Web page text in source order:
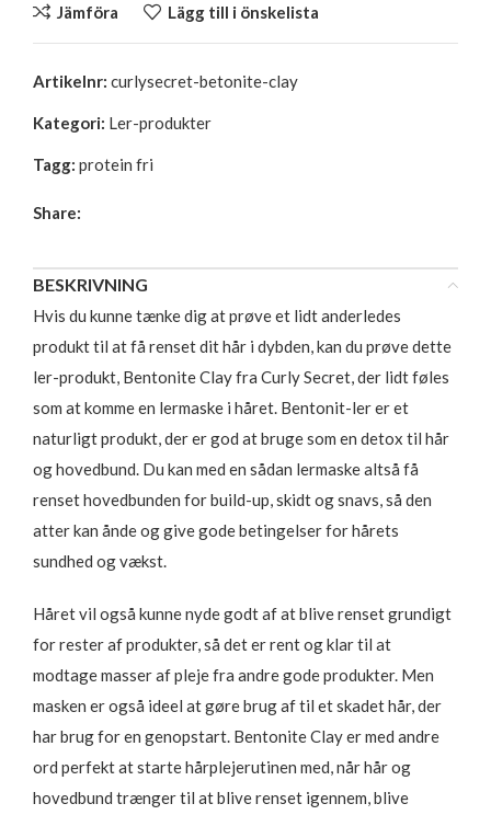
Jämföra Lägg till i önskelista
Artikelnr: curlysecret-betonite-clay
Kategori: Ler-produkter
Tagg: protein fri
Share:
BESKRIVNING
Hvis du kunne tænke dig at prøve et lidt anderledes
produkt til at få renset dit hår i dybden, kan du prøve dette
ler-produkt, Bentonite Clay fra Curly Secret, der lidt føles
som at komme en lermaske i håret. Bentonit-ler er et
naturligt produkt, der er god at bruge som en detox til hår
og hovedbund. Du kan med en sådan lermaske altså få
renset hovedbunden for build-up, skidt og snavs, så den
atter kan ånde og give gode betingelser for hårets
sundhed og vækst.
Håret vil også kunne nyde godt af at blive renset grundigt
for rester af produkter, så det er rent og klar til at
modtage masser af pleje fra andre gode produkter. Men
masken er også ideel at gøre brug af til et skadet hår, der
har brug for en genopstart. Bentonite Clay er med andre
ord perfekt at starte hårplejerutinen med, når hår og
hovedbund trænger til at blive renset igennem, blive